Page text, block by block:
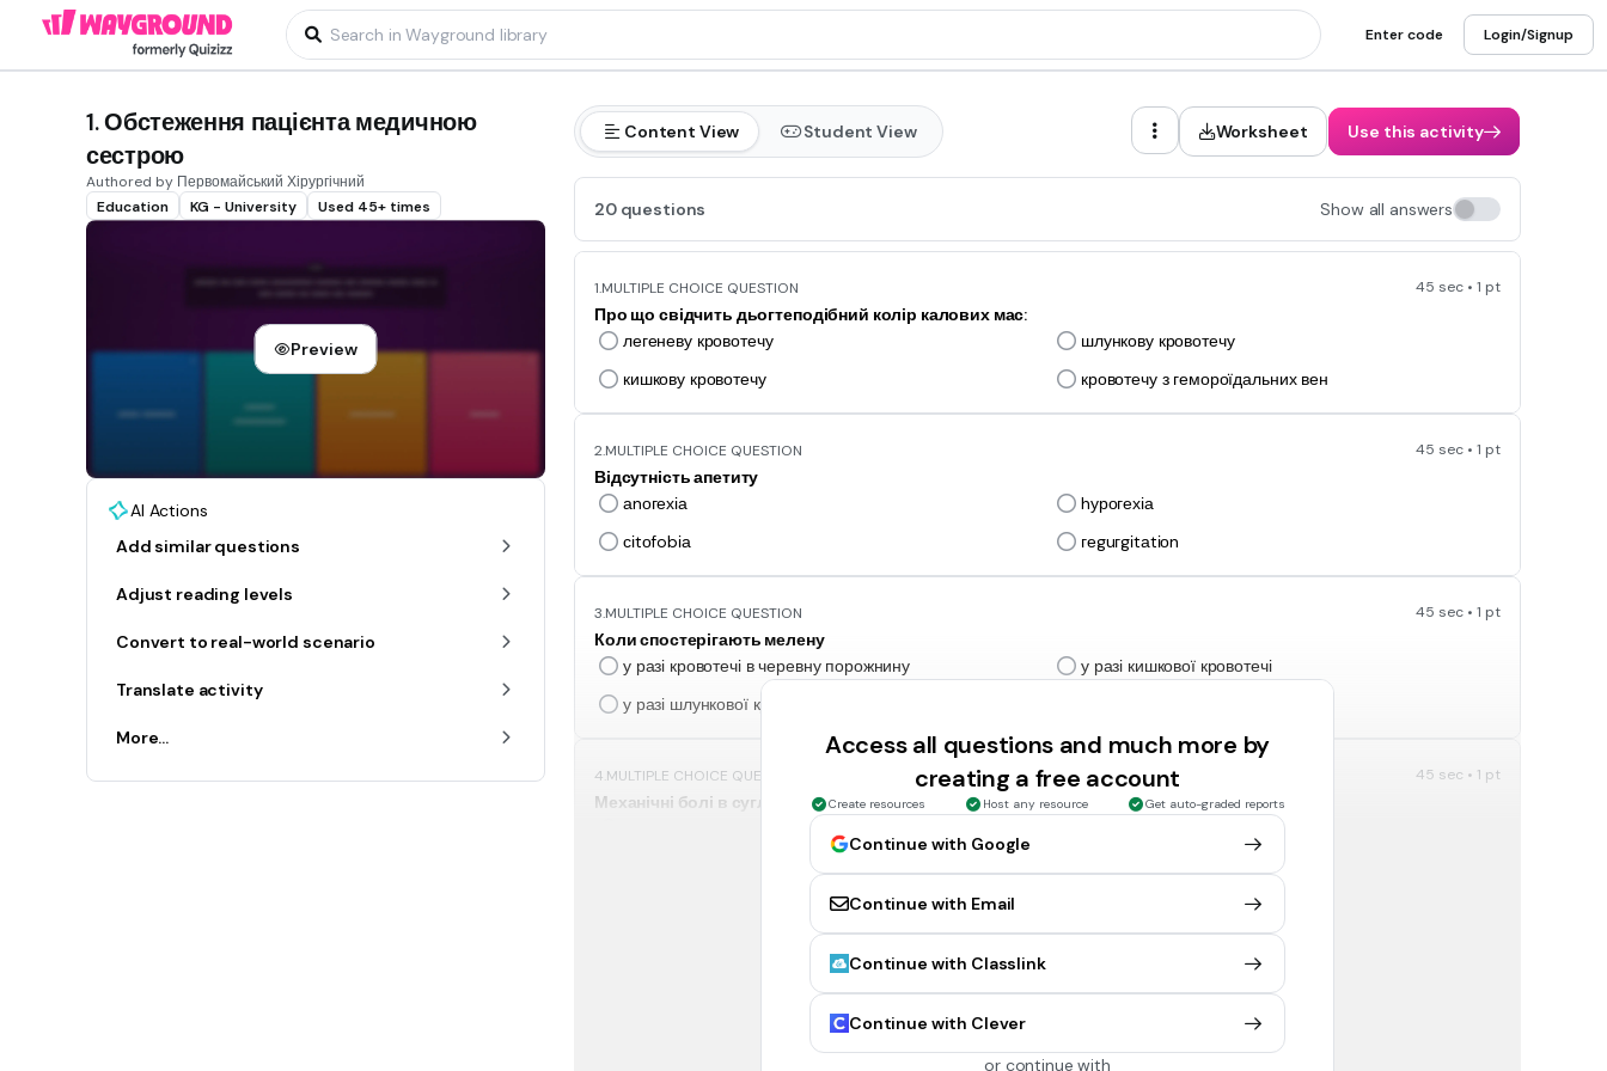
Enter code Login/Signup
1. Обстеження пацієнта медичною
сестрою
Authored by Первомайський Хірургічний
Education
KG - University Used 45+ times
Preview
AI Actions
Add similar questions
Adjust reading levels
Convert to real-world scenario
Translate activity
More...
Content View Student View Worksheet Use this activity
20 questions Show all answers
1.MULTIPLE CHOICE QUESTION 45 sec • 1 pt
Про що свідчить дьогтеподібний колір калових мас:
легеневу кровотечу
шлункову кровотечу
кишкову кровотечу
кровотечу з гемороїдальних вен
2.MULTIPLE CHOICE QUESTION 45 sec • 1 pt
Відсутність апетиту
аnогехіа
hурогехіа
сіtоfobіа
геguгgіtаtіоn
3.MULTIPLE CHOICE QUESTION 45 sec • 1 pt
Коли спостерігають мелену
у разі кровотечі в черевну порожнину
у разі кишкової кровотечі
у разі шлункової кровотечі
4. MULTIPLE CHOICE QUESTION 45 sec • 1 pt
Механічні болі в суглобах характеризуються тим, що:
супроводжуються запальними змінами в суглобах
супроводжуються ранковою скутістю
Перкуторний звук під час перкусії живота здорової людини буває
притупленим
притупленим тимпанічним
Access all questions and much more by
creating a free account
Create resources Host any resource Get auto-graded reports
Continue with Google
Continue with Email
Continue with Classlink
Continue with Clever
or continue with